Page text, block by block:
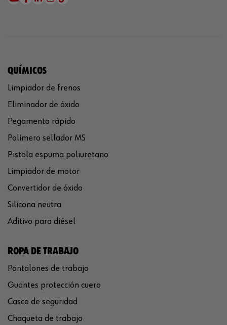
QUÍMICOS
Limpiador de frenos
Eliminador de óxido
Pegamento rápido
Polímero sellador MS
Pistola espuma poliuretano
Limpiador de motor
Convertidor de óxido
Silicona neutra
Aditivo para diésel
ROPA DE TRABAJO
Pantalones de trabajo
Guantes protección cuero
Casco de seguridad
Chaqueta de trabajo